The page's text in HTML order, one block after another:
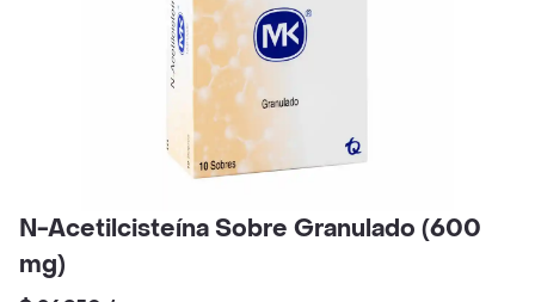
N-Acetilcisteína Sobre Granulado (600
mg)